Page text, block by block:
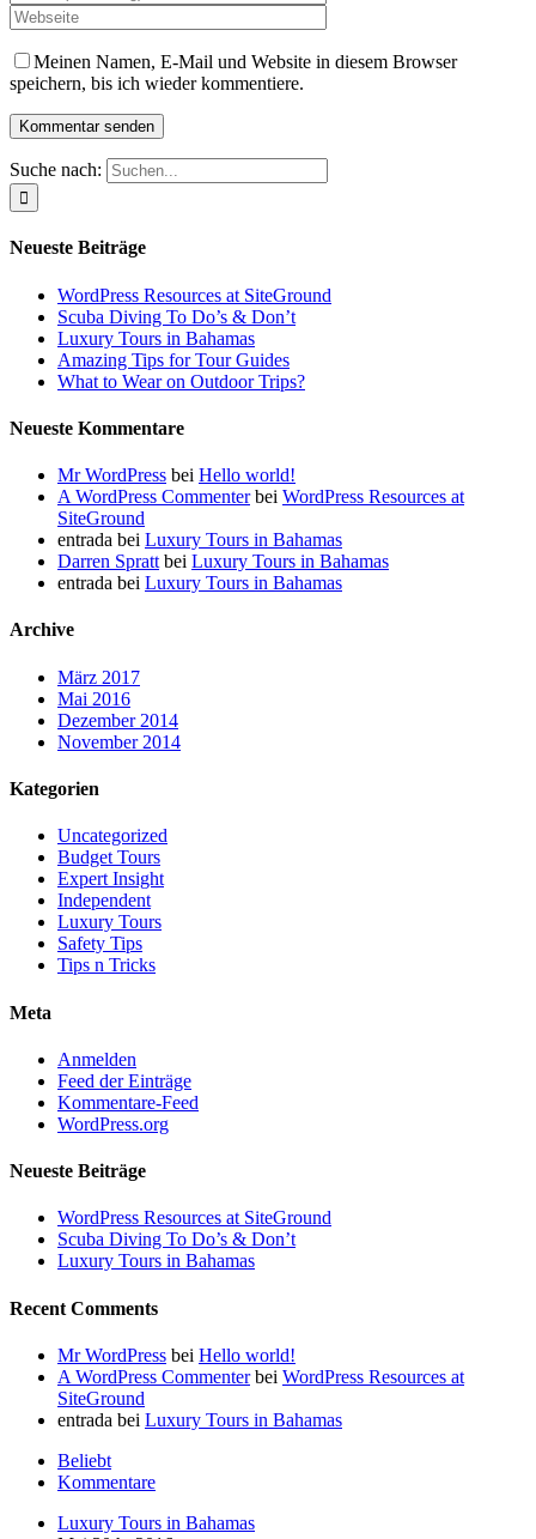
Meinen Namen, E-Mail und Website in diesem Browser
speichern, bis ich wieder kommentiere.
Suche nach:
Neueste Beiträge
WordPress Resources at SiteGround
Scuba Diving To Do’s & Don’t
Luxury Tours in Bahamas
Amazing Tips for Tour Guides
What to Wear on Outdoor Trips?
Neueste Kommentare
Mr WordPress bei Hello world!
A WordPress Commenterbei WordPress Resources at
SiteGround
entrada bei Luxury Tours in Bahamas
Darren Spratt bei Luxury Tours in Bahamas
entrada bei Luxury Tours in Bahamas
Archive
März 2017
Mai 2016
Dezember 2014
November 2014
Kategorien
Uncategorized
Budget Tours
Expert Insight
Independent
Luxury Tours
Safety Tips
Tips n Tricks
Meta
Anmelden
Feed der Einträge
Kommentare-Feed
WordPress.org
Neueste Beiträge
WordPress Resources at SiteGround
Scuba Diving To Do’s & Don’t
Luxury Tours in Bahamas
Recent Comments
Mr WordPress bei Hello world!
A WordPress Commenterbei WordPress Resources at
SiteGround
entrada bei Luxury Tours in Bahamas
Beliebt
Kommentare
Luxury Tours in Bahamas